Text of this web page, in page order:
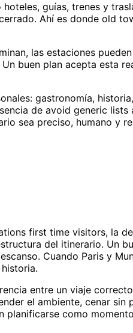
guías, trenes y
Ahí es donde old
las estaciones
buen plan acepta esta
gastronomía,
de avoid generic lists
sea preciso, humano y
first time visitors, la
del itinerario. Un
Cuando Paris y
entre un viaje
el ambiente, cenar sin
planificarse como